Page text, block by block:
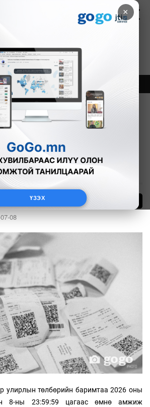
×
ҮЗЭХ
Зурхай
8.07
Шинэ
өнөөдрийн дотор
ын буцаан олголт
08
улирлын төлбөрийн баримтаа 2026 оны
8-ны 23:59:59 цагаас өмнө амжиж